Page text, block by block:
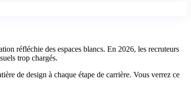
réfléchie des espaces blancs. En 2026, les recruteurs
trop chargés.
de design à chaque étape de carrière. Vous verrez ce